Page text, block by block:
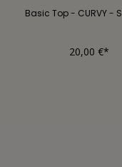
Basic Top - CURVY -
20,00 €*